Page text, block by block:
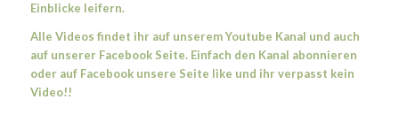
Einblicke leifern.
Alle Videos findet ihr auf unserem Youtube Kanal und auch
auf unserer Facebook Seite. Einfach den Kanal abonnieren
oder auf Facebook unsere Seite like und ihr verpasst kein
Video!!